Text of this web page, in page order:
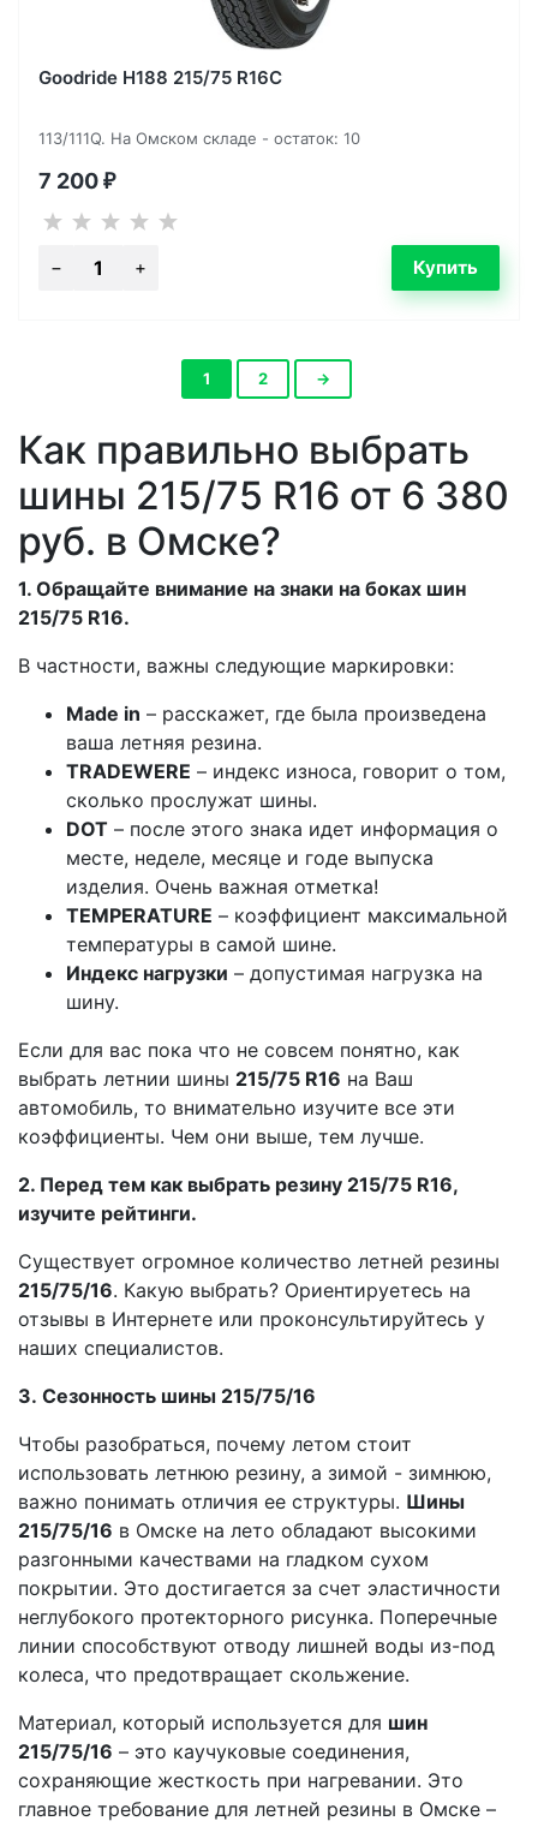
Goodride H188 215/75 R16C
113/111Q. На Омском складе - остаток: 10
7 200 ₽
1 2 →
Как правильно выбрать
шины 215/75 R16 от 6 380
руб. в Омске?
1. Обращайте внимание на знаки на боках шин
215/75 R16.
В частности, важны следующие маркировки:
Made in – расскажет, где была произведена
ваша летняя резина.
TRADEWERE – индекс износа, говорит о том,
сколько прослужат шины.
DOT – после этого знака идет информация о
месте, неделе, месяце и годе выпуска
изделия. Очень важная отметка!
TEMPERATURE – коэффициент максимальной
температуры в самой шине.
Индекс нагрузки – допустимая нагрузка на
шину.
Если для вас пока что не совсем понятно, как
выбрать летнии шины 215/75 R16 на Ваш
автомобиль, то внимательно изучите все эти
коэффициенты. Чем они выше, тем лучше.
2. Перед тем как выбрать резину 215/75 R16,
изучите рейтинги.
Существует огромное количество летней резины
215/75/16. Какую выбрать? Ориентируетесь на
отзывы в Интернете или проконсультируйтесь у
наших специалистов.
3. Сезонность шины 215/75/16
Чтобы разобраться, почему летом стоит
использовать летнюю резину, а зимой - зимнюю,
важно понимать отличия ее структуры. Шины
215/75/16 в Омске на лето обладают высокими
разгонными качествами на гладком сухом
покрытии. Это достигается за счет эластичности
неглубокого протекторного рисунка. Поперечные
линии способствуют отводу лишней воды из-под
колеса, что предотвращает скольжение.
Материал, который используется для шин
215/75/16 – это каучуковые соединения,
сохраняющие жесткость при нагревании. Это
главное требование для летней резины в Омске –